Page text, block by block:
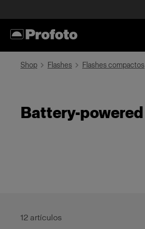
Shop Flashes Flashes compactos
Battery-powered
12 artículos